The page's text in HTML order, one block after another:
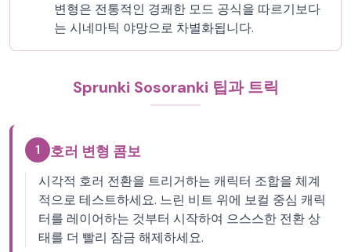
변형은 전통적인 경쾌한 모드 공식을 따르기보다
는 시네마틱 야망으로 차별화됩니다.
Sprunki Sosoranki 팁과 트릭
1 호러 변형 콤보
시각적 호러 전환을 트리거하는 캐릭터 조합을 체계
적으로 테스트하세요. 느린 비트 위에 보컬 중심 캐릭
터를 레이어하는 것부터 시작하여 으스스한 전환 상
태를 더 빨리 잠금 해제하세요.